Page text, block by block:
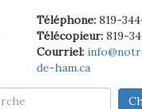
Téléphone:819-
Télécopieur:819-
Courriel:
de-ham.ca